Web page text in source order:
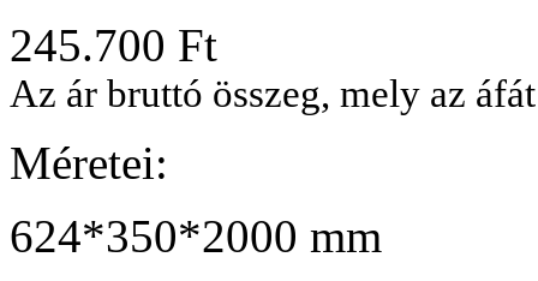
245.700 Ft
Az ár bruttó összeg, mely az
Méretei:
624*350*2000 mm